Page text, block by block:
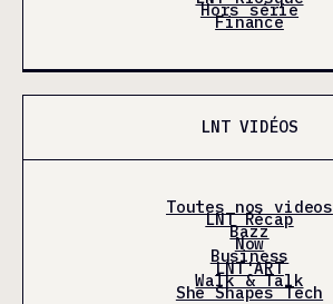
Hors série
Finance
LNT VIDÉOS
Toutes nos videos
LNT Récap
Bazz
Now
Business
LNT'ART
Walk & Talk
She Shapes Tech